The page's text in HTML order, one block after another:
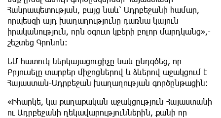
Հանրապետության, բայց նաև՝ Ադրբեջանի համար,
որպեսզի այդ խաղաղությունը դառնա կայուն
իրականություն, որն օգուտ կբերի բոլոր մարդկանց»,-
շեշտեց Գրոնոն:
ԵՄ հատուկ ներկայացուցիչը նաև ընդգծեց, որ
Բրյուսելը տարբեր միջոցներով և ձևերով աջակցում է
Հայաստան-Ադրբեջան խաղաղության գործընթացին։
«Իհարկե, կա քաղաքական աջակցություն Հայաստանի
ու Ադրբեջանի ղեկավարություններին, քանի որ